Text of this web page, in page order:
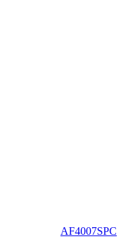
AF4007SPC